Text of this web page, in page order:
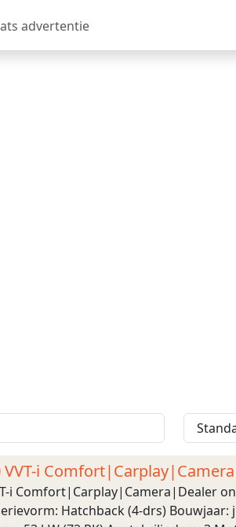
advertentie
VVT-i
i Comfort|Carplay|Camera|Dealer
Hatchback (4-drs) Bouwjaar: